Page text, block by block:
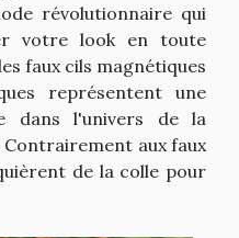
révolutionnaire qui
votre look en toute
faux cils magnétiques
représentent une
dans l'univers de la
aux faux
de la colle pour